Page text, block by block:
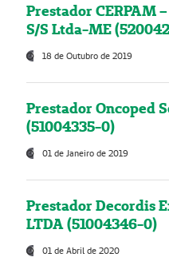
Prestador CERPAM
S/S Ltda-ME
18 de Outubro de 2019
Prestador Oncoped
(51004335-0)
01 de Janeiro de 2019
Prestador Decordis
LTDA (51004346-0)
01 de Abril de 2020